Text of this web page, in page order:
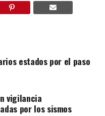
estados por el paso
vigilancia
por los sismos